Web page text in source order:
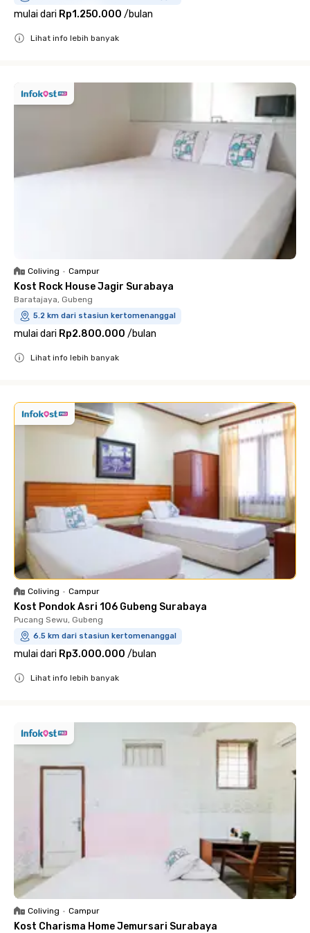
mulai dari Rp1.250.000 /bulan
Lihat info lebih banyak
Coliving • Campur
Kost Rock House Jagir Surabaya
Baratajaya, Gubeng
5.2 km dari stasiun kertomenanggal
mulai dari Rp2.800.000 /bulan
Lihat info lebih banyak
Coliving • Campur
Kost Pondok Asri 106 Gubeng Surabaya
Pucang Sewu, Gubeng
6.5 km dari stasiun kertomenanggal
mulai dari Rp3.000.000 /bulan
Lihat info lebih banyak
Coliving • Campur
Kost Charisma Home Jemursari Surabaya